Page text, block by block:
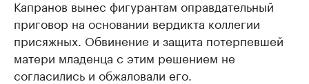
Капранов вынес фигурантам оправдательный
приговор на основании вердикта коллегии
присяжных. Обвинение и защита потерпевшей
матери младенца с этим решением не
согласились и обжаловали его.